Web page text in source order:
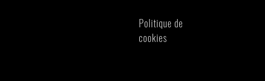
Politique de
cookies